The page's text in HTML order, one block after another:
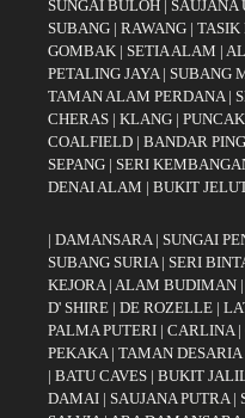
SUNGAI BULOH | SAUJANA
SUBANG | RAWANG | TASIK
GOMBAK | SETIA ALAM |
PETALING JAYA| SUBANG
TAMAN ALAM PERDANA|
CHERAS | KLANG |
COALFIELD | BANDAR
SEPANG | SERI
DENAI ALAM | BUKIT
| DAMANSARA| SUNGAI
SUBANG SURIA| SERI
KEJORA| ALAM BUDIMAN |
D' SHIRE | DE ROZELLE |
PALMA PUTERI | CARLINA|
PEKAKA| TAMAN DESARIA
| BATU CAVES | BUKIT
DAMAI | SAUJANA PUTRA|